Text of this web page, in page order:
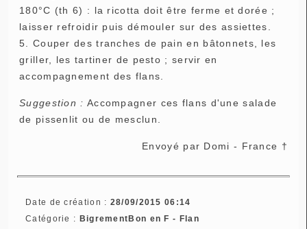
180°C (th 6) : la ricotta doit être ferme et dorée ;
laisser refroidir puis démouler sur des assiettes.
5. Couper des tranches de pain en bâtonnets, les
griller, les tartiner de pesto ; servir en
accompagnement des flans.
Suggestion : Accompagner ces flans d'une salade
de pissenlit ou de mesclun.
Envoyé par Domi - France †
Date de création : 28/09/2015 06:14
Catégorie : BigrementBon en F - Flan